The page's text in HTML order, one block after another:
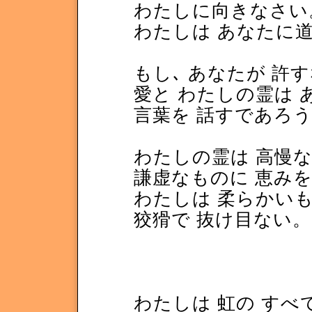
わたしに向きなさい
わたしは あなたに
もし､ あなたが 許
愛と わたしの霊は
言葉を 話すであろ
わたしの霊は 高慢
謙虚なものに 恵み
わたしは 柔らかい
狡猾で 抜け目ない。
わたしは 虹の す